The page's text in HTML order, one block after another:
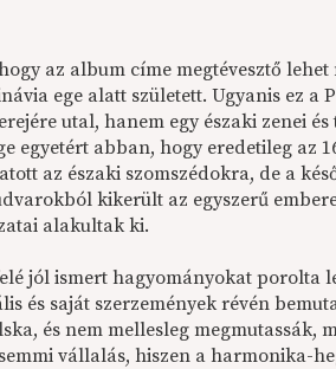
az album címe megtévesztő
ege alatt született. Ugyanis ez a
utal, hanem egy északi zenei
egyetért abban, hogy eredetileg az
az északi szomszédokra, de a
kikerült az egyszerű
alakultak ki.
jól ismert hagyományokat porolta
és saját szerzemények révén
és nem mellesleg megmutassák,
vállalás, hiszen a harmonika-